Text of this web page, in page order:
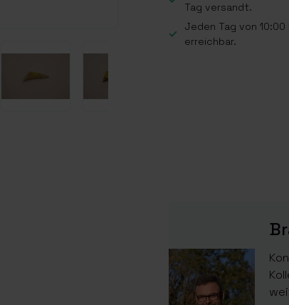
Tag versandt.
Jeden Tag von
erreichbar.